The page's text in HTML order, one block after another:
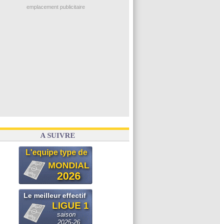
emplacement publicitaire
A SUIVRE
L'equipe type de
MONDIAL
2026
Le meilleur effectif
LIGUE 1
saison
2025-26